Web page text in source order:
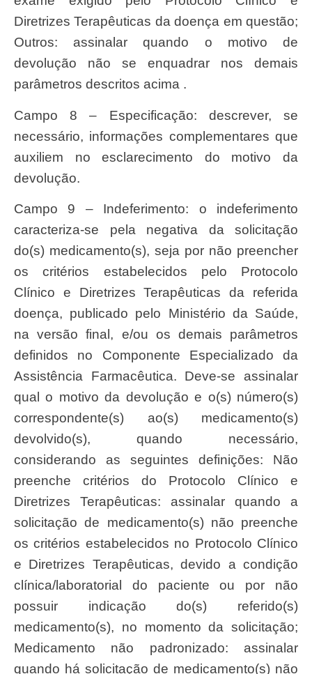
Diretrizes Terapêuticas da doença em questão;
Outros: assinalar quando o motivo de
devolução não se enquadrar nos demais
parâmetros descritos acima .
Campo 8 – Especificação: descrever, se
necessário, informações complementares que
auxiliem no esclarecimento do motivo da
devolução.
Campo 9 – Indeferimento: o indeferimento
caracteriza-se pela negativa da solicitação
do(s) medicamento(s), seja por não preencher
os critérios estabelecidos pelo Protocolo
Clínico e Diretrizes Terapêuticas da referida
doença, publicado pelo Ministério da Saúde,
na versão final, e/ou os demais parâmetros
definidos no Componente Especializado da
Assistência Farmacêutica. Deve-se assinalar
qual o motivo da devolução e o(s) número(s)
correspondente(s) ao(s) medicamento(s)
devolvido(s), quando necessário,
considerando as seguintes definições: Não
preenche critérios do Protocolo Clínico e
Diretrizes Terapêuticas: assinalar quando a
solicitação de medicamento(s) não preenche
os critérios estabelecidos no Protocolo Clínico
e Diretrizes Terapêuticas, devido a condição
clínica/laboratorial do paciente ou por não
possuir indicação do(s) referido(s)
medicamento(s), no momento da solicitação;
Medicamento não padronizado: assinalar
quando há solicitação de medicamento(s) não